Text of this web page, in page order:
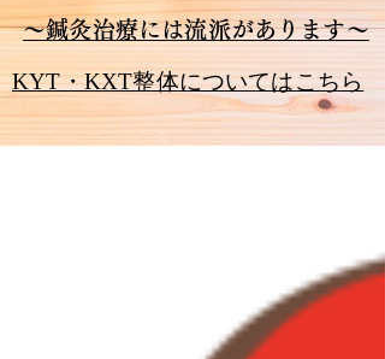
～鍼灸治療には流派があります～
KYT・KXT整体についてはこちら